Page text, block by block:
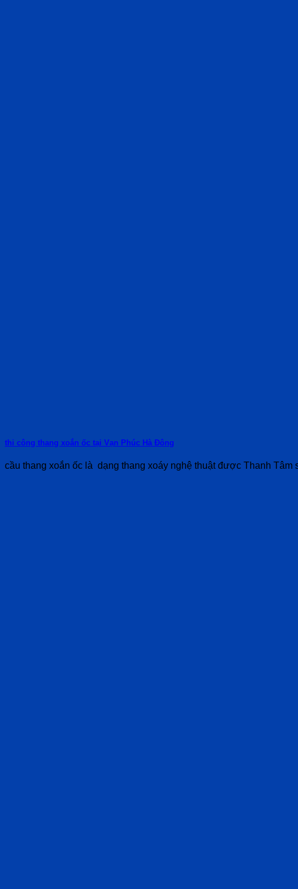
thi công thang xoắn ốc tại Vạn Phúc Hà Đông
cầu thang xoắn ốc là dạng thang xoáy nghệ thuật được Thanh Tâm